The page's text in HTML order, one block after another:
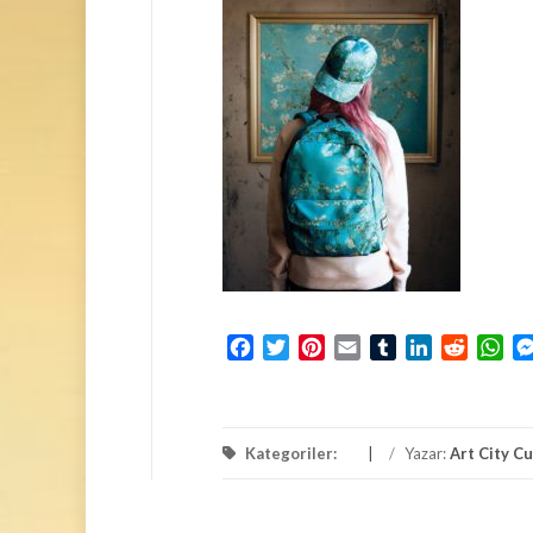
FacebookTwitterPinterest
Email TumblrLinkedInReddit
Kategoriler: / Yazar:Art City